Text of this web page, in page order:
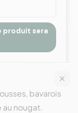
produit sera
bavarois
nougat.